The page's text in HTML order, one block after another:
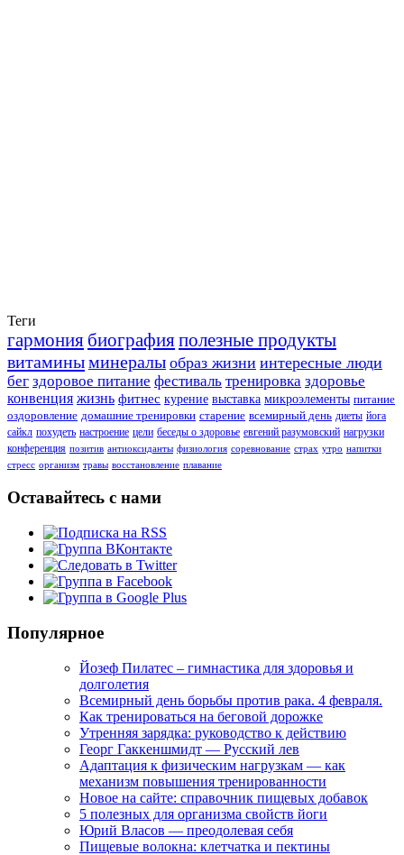
Теги
гармония биографияполезные продукты
витаминыминералы образ жизни интересные люди
бег здоровое питание фестиваль тренировка здоровье
конвенция жизнь фитнес курение выставка микроэлементы питание
оздоровление домашние тренировки старение всемирный день диеты йога
сайкл похудеть настроение цели беседы о здоровье евгений разумовский нагрузки
конференция позитив антиоксиданты физиология соревнование страх утро напитки
стресс организм травы восстановление плавание
Оставайтесь с нами
Популярное
Йозеф Пилатес – гимнастика для здоровья и
долголетия
Всемирный день борьбы против рака. 4 февраля.
Как тренироваться на беговой дорожке
Утренняя зарядка: руководство к действию
Георг Гаккеншмидт — Русский лев
Адаптация к физическим нагрузкам — как
механизм повышения тренированности
Новое на сайте: справочник пищевых добавок
5 полезных для организма свойств йоги
Юрий Власов — преодолевая себя
Пищевые волокна: клетчатка и пектины